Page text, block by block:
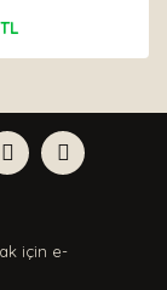
için e-